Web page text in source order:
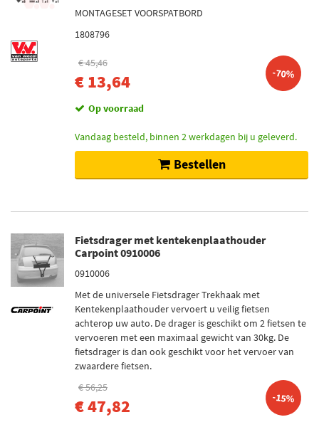
MONTAGESET VOORSPATBORD
1808796
€ 45,46
€ 13,64 -70%
Op voorraad
Vandaag besteld, binnen 2 werkdagen bij u geleverd.
Bestellen
Fietsdrager met kentekenplaathouder
Carpoint 0910006
0910006
Met de universele Fietsdrager Trekhaak met
Kentekenplaathouder vervoert u veilig fietsen
achterop uw auto. De drager is geschikt om 2 fietsen te
vervoeren met een maximaal gewicht van 30kg. De
fietsdrager is dan ook geschikt voor het vervoer van
zwaardere fietsen.
€ 56,25
€ 47,82 -15%